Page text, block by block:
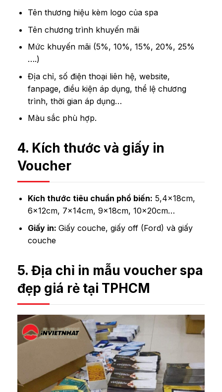
Tên thương hiệu kèm logo của spa
Tên chương trình khuyến mãi
Mức khuyến mãi (5%, 10%, 15%, 20%, 25%
….)
Địa chỉ, số điện thoại liên hệ, website,
fanpage, điều kiện áp dụng, thể lệ chương
trình, thời gian áp dụng…
Màu sắc phù hợp.
4. Kích thước và giấy in
Voucher
Kích thước tiêu chuẩn phổ biến: 5,4x18cm,
6x12cm, 7x14cm, 9x18cm, 10x20cm…
Giấy in: Giấy couche, giấy off (Ford) và giấy
couche
5. Địa chỉ in mẫu voucher spa
đẹp giá rẻ tại TPHCM